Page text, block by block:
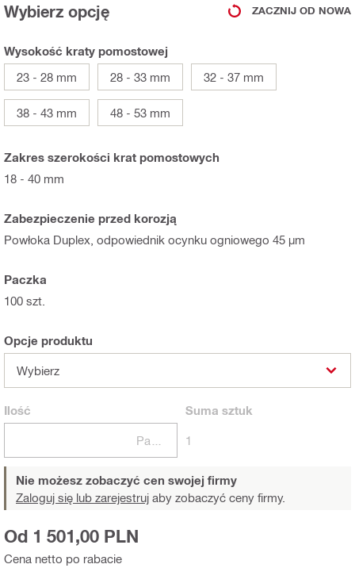
Wybierz opcję ZACZNIJ OD NOWA
Wysokość kraty pomostowej
23 - 28 mm
28 - 33 mm 32 - 37 mm
38 - 43 mm 48 - 53 mm
Zakres szerokości krat pomostowych
18 - 40 mm
Zabezpieczenie przed korozją
Powłoka Duplex, odpowiednik ocynku ogniowego 45 µm
Paczka
100 szt.
Opcje produktu
Wybierz
Ilość Suma sztuk
1
Nie możesz zobaczyć cen swojej firmy
Zaloguj się lub zarejestruj aby zobaczyć ceny firmy.
Cena netto po rabacie
Od 1 501,00 PLN